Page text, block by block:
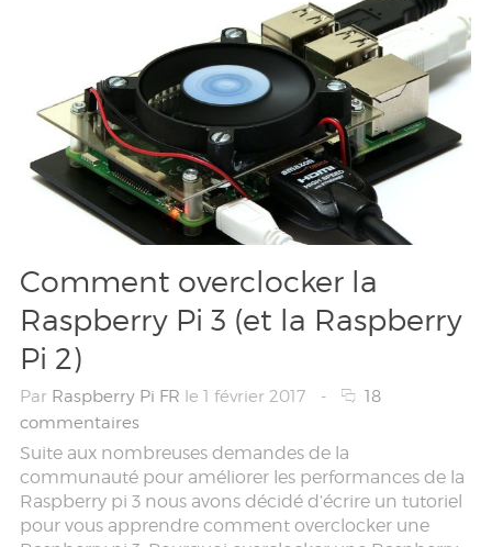
Comment overclocker la
Raspberry Pi 3 (et la Raspberry
Pi 2)
Par Raspberry Pi FR le 1 février 2017 -
18
commentaires
Suite aux nombreuses demandes de la
communauté pour améliorer les performances de la
Raspberry pi 3 nous avons décidé d’écrire un tutoriel
pour vous apprendre comment overclocker une